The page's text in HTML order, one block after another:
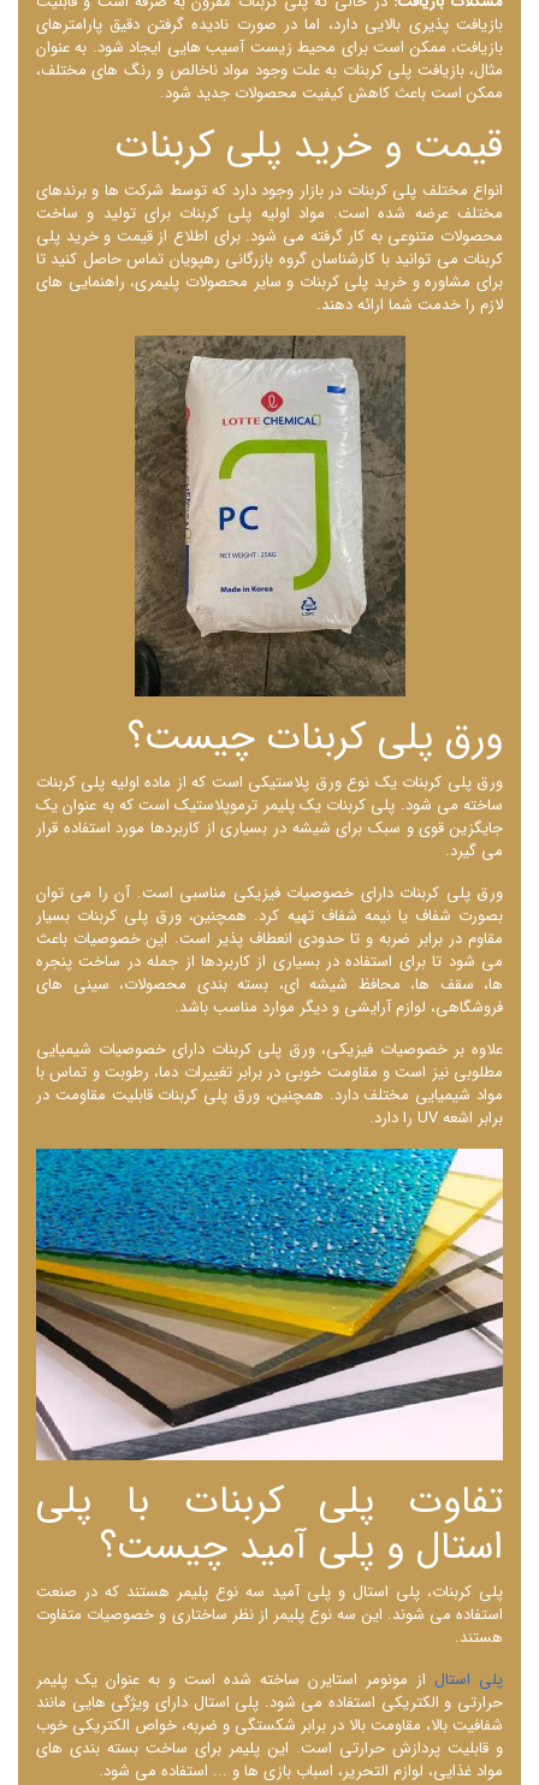
بازیافت پذیری بالایی دارد، اما در صورت نادیده گرفتن دقیق پارامترهای
بازیافت، ممکن است برای محیط زیست آسیب ‌هایی ایجاد شود. به عنوان
مثال، بازیافت پلی کربنات به علت وجود مواد ناخالص و رنگ‌ های مختلف،
ممکن است باعث کاهش کیفیت محصولات جدید شود.
قیمت و خرید پلی کربنات
انواع مختلف پلی کربنات در بازار وجود دارد که توسط شرکت ها و برندهای
مختلف عرضه شده است. مواد اولیه پلی کربنات برای تولید و ساخت
محصولات متنوعی به کار گرفته می شود. برای اطلاع از قیمت و خرید پلی
کربنات می توانید با کارشناسان گروه بازرگانی رهپویان تماس حاصل کنید تا
برای مشاوره و خرید پلی کربنات و سایر محصولات پلیمری، راهنمایی های
لازم را خدمت شما ارائه دهند.
ورق پلی کربنات چیست؟
ورق پلی کربنات یک نوع ورق پلاستیکی است که از ماده اولیه پلی کربنات
ساخته می ‌شود. پلی کربنات یک پلیمر ترموپلاستیک است که به عنوان یک
جایگزین قوی و سبک برای شیشه در بسیاری از کاربردها مورد استفاده قرار
می ‌گیرد.
ورق پلی کربنات دارای خصوصیات فیزیکی مناسبی است. آن را می ‌توان
بصورت شفاف یا نیمه شفاف تهیه کرد. همچنین، ورق پلی کربنات بسیار
مقاوم در برابر ضربه و تا حدودی انعطاف پذیر است. این خصوصیات باعث
می شود تا برای استفاده در بسیاری از کاربردها از جمله در ساخت پنجره‌
ها، سقف ‌ها، محافظ شیشه‌ ای، بسته ‌بندی محصولات، سینی ‌های
فروشگاهی، لوازم آرایشی و دیگر موارد مناسب باشد.
علاوه بر خصوصیات فیزیکی، ورق پلی کربنات دارای خصوصیات شیمیایی
مطلوبی نیز است و مقاومت خوبی در برابر تغییرات دما، رطوبت و تماس با
مواد شیمیایی مختلف دارد. همچنین، ورق پلی کربنات قابلیت مقاومت در
برابر اشعه UV را دارد.
تفاوت پلی کربنات با پلی
استال و پلی آمید چیست؟
پلی کربنات، پلی استال و پلی آمید سه نوع پلیمر هستند که در صنعت
استفاده می ‌شوند. این سه نوع پلیمر از نظر ساختاری و خصوصیات متفاوت
هستند.
پلی استال از مونومر استایرن ساخته شده است و به عنوان یک پلیمر
حرارتی و الکتریکی استفاده می ‌شود. پلی استال دارای ویژگی‌ هایی مانند
شفافیت بالا، مقاومت بالا در برابر شکستگی و ضربه، خواص الکتریکی خوب
و قابلیت پردازش حرارتی است. این پلیمر برای ساخت بسته ‌بندی‌ های
مواد غذایی، لوازم التحریر، اسباب بازی‌ ها و ... استفاده می ‌شود.